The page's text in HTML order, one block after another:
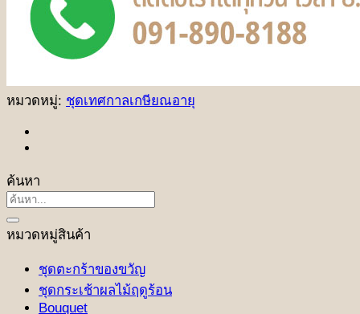
หมวดหมู่: ชุดเทศกาลเกษียณอายุ
ค้นหา
ค้นหา:
หมวดหมู่สินค้า
ชุดตะกร้าของขวัญ
ชุดกระเช้าผลไม้ฤดูร้อน
Bouquet